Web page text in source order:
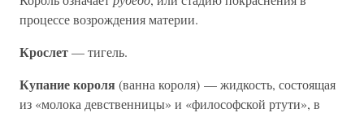
процессе возрождения материи.
Крослет— тигель.
Купание короля (ванна короля) — жидкость, состоящая
из «молока девственницы» и «философской ртути», в